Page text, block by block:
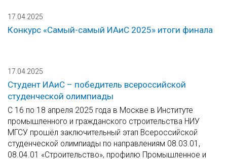
17.04.2025
Конкурс «Самый-самый ИАиС 2025» итоги финала
17.04.2025
Студент ИАиС – победитель всероссийской
студенческой олимпиады
С 16 по 18 апреля 2025 года в Москве в Институте
промышленного и гражданского строительства НИУ
МГСУ прошёл заключительный этап Всероссийской
студенческой олимпиады по направлениям 08.03.01,
08.04.01 «Строительство», профилю Промышленное и